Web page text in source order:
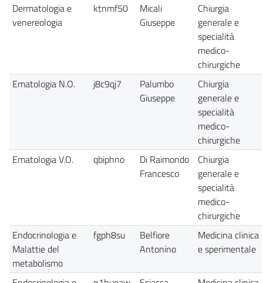
Dermatologia e
venereologia
ktnmf50
Micali
Giuseppe
Chiurgia
generale e
specialità
medico-
chirurgiche
Ematologia N.O.
j8c9qj7
Palumbo
Giuseppe
Chiurgia
generale e
specialità
medico-
chirurgiche
Ematologia V.O.
qbiphno
Di Raimondo
Francesco
Chiurgia
generale e
specialità
medico-
chirurgiche
Endocrinologia e
Malattie del
metabolismo
fgph8su
Belfiore
Antonino
Medicina clinica
e sperimentale